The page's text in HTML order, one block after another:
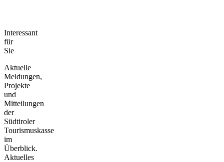
Interessant
für
Sie
Aktuelle
Meldungen,
Projekte
und
Mitteilungen
der
Südtiroler
Tourismuskasse
im
Überblick.
Aktuelles